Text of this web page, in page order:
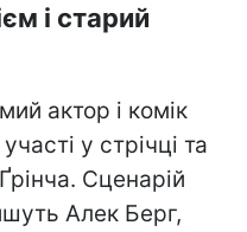
і старий
актор і комік
у стрічці та
Сценарій
Алек Берг,